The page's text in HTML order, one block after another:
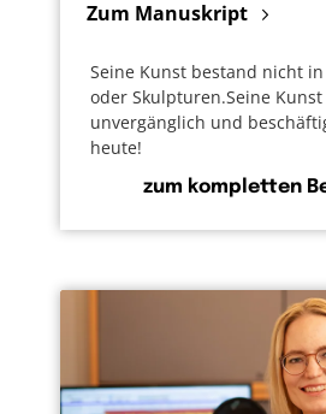
Zum Manuskript
Seine Kunst bestand nicht
oder Skulpturen.Seine
unvergänglich und
heute!
zum kompletten